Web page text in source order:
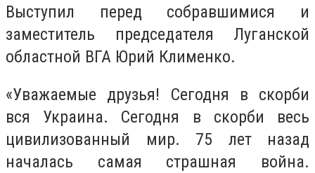
Выступил перед собравшимися и
заместитель председателя Луганской
областной ВГА Юрий Клименко.
«Уважаемые друзья! Сегодня в скорби
вся Украина. Сегодня в скорби весь
цивилизованный мир. 75 лет назад
началась самая страшная война.